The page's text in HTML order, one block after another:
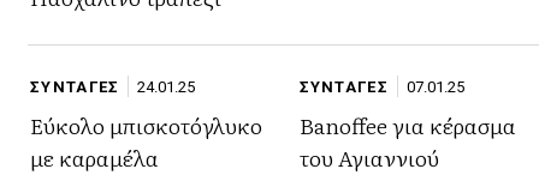
ΣΥΝΤΑΓΕΣ 24.01.25
Εύκολο μπισκοτόγλυκο
με καραμέλα
ΣΥΝΤΑΓΕΣ 07.01.25
Banoffee για κέρασμα
του Αγιαννιού